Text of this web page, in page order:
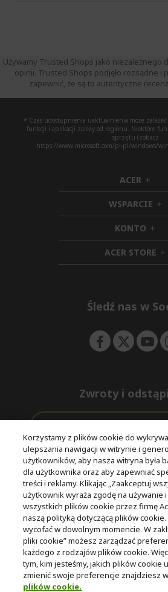
Używamy Trusted Shops jako niezależnego
opinii. Trusted Shops podjęło rozsądne i
zapewnić, że są to autentyczne
* Czas udostępnienia uaktualnienia może
funkcji i aplikacji zależy od regionu. Niektóre
sprzętu (zobacz
https://www.microsoft.com/pl-pl/windows/
ACER h
i
d
d
e
n
WSPARCIE h
i
d
e
n
KONTO h
i
d
d
ACER STORE h
i
e
Śledź nas w
Zwroty i
Darmowa
ekspresowa
dostawa
Wsparcie
przed i po
zakupie
© 2025 Acer Inc.
Firma CPYou BV jest autoryzowanym
usług oferowanych w tym sklepie.
Korzystamy z plików cookie do
ulepszania nawigacji w witrynie i
użytkowników, aby nasza witryna była
dla użytkownika oraz aby zapewniać
treści i reklamy. Klikając „Zaakceptuj
użytkownik wyraża zgodę na używanie
wszystkich plików cookie przez firmę
naszą polityką dotyczącą plików
wycofać w dowolnym momencie. W
pliki cookie” możesz zarządzać
każdego z rodzajów plików cookie.
tym, kim jesteśmy, jakich plików cookie
zmienić swoje preferencje znajdziesz
plików cookie.